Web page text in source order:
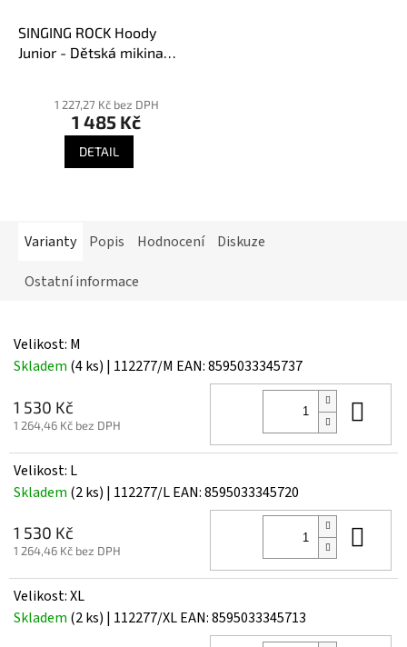
SINGING ROCK Hoody
Junior - Dětská mikina
hodnocení
produktu
1 227,27 Kč bez DPH
1 485 Kč
DETAIL
Varianty Popis Hodnocení
Diskuze
Ostatní informace
Velikost: M
Skladem (4 ks) | 112277/M EAN:8595033345737
1 530 Kč
1 264,46 Kč bez DPH
Velikost: L
Skladem (2 ks) | 112277/LEAN:8595033345720
1 530 Kč
1 264,46 Kč bez DPH
Velikost: XL
Skladem (2 ks) | 112277/XLEAN:8595033345713